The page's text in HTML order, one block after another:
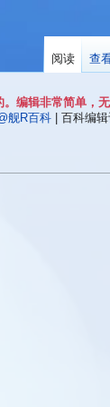
编辑非常简单，
舰R百科 | 百科编
阅读 查